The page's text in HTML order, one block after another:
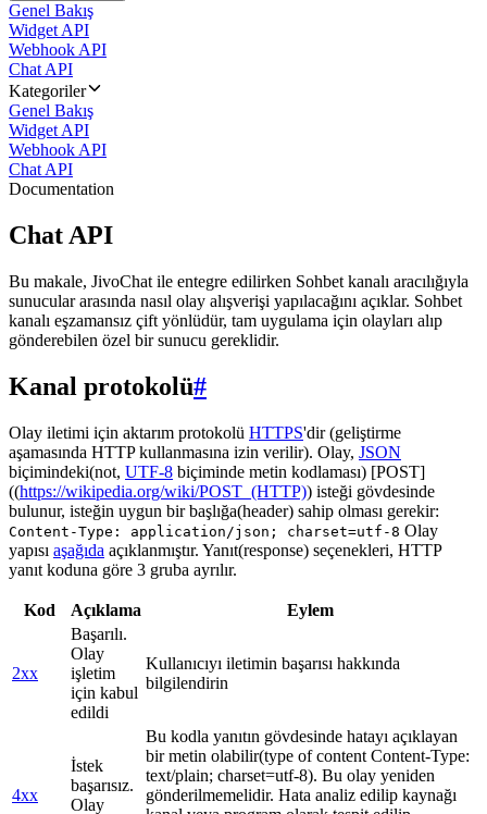
Genel Bakış
Widget API
Webhook API
Chat API
Kategoriler
Genel Bakış
Widget API
Webhook API
Chat API
Documentation
Chat API
Bu makale, JivoChat ile entegre edilirken Sohbet kanalı aracılığıyla
sunucular arasında nasıl olay alışverişi yapılacağını açıklar. Sohbet
kanalı eşzamansız çift yönlüdür, tam uygulama için olayları alıp
gönderebilen özel bir sunucu gereklidir.
Kanal protokolü#
Olay iletimi için aktarım protokolü HTTPS'dir (geliştirme
aşamasında HTTP kullanmasına izin verilir). Olay, JSON
biçimindeki(not, UTF-8 biçiminde metin kodlaması) [POST]
((https://wikipedia.org/wiki/POST_(HTTP)) isteği gövdesinde
bulunur, isteğin uygun bir başlığa(header) sahip olması gerekir:
Content-Type: application/json; charset=utf-8 Olay
yapısı aşağıda açıklanmıştır. Yanıt(response) seçenekleri, HTTP
yanıt koduna göre 3 gruba ayrılır.
Kod Açıklama Eylem
2xx
Başarılı.
Olay
işletim
için kabul
edildi
Kullanıcıyı iletimin başarısı hakkında
bilgilendirin
4xx
İstek
başarısız.
Olay
Bu kodla yanıtın gövdesinde hatayı açıklayan
bir metin olabilir(type of content Content-Type:
text/plain; charset=utf-8). Bu olay yeniden
gönderilmemelidir. Hata analiz edilip kaynağı